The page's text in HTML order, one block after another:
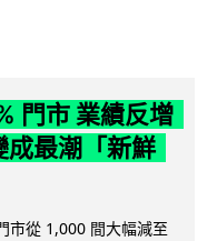
門市 業績反增
成最潮「新鮮
市從 1,000 間大幅減至